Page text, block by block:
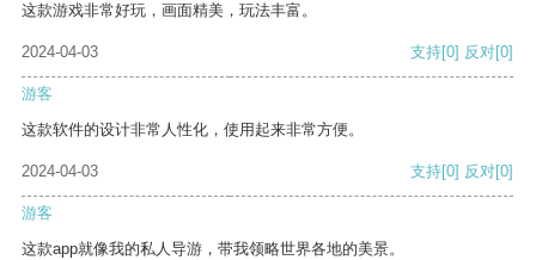
这款游戏非常好玩，画面精美，玩法丰富。
2024-04-03 支持[0] 反对[0]
游客
这款软件的设计非常人性化，使用起来非常方便。
2024-04-03 支持[0] 反对[0]
游客
这款app就像我的私人导游，带我领略世界各地的美景。